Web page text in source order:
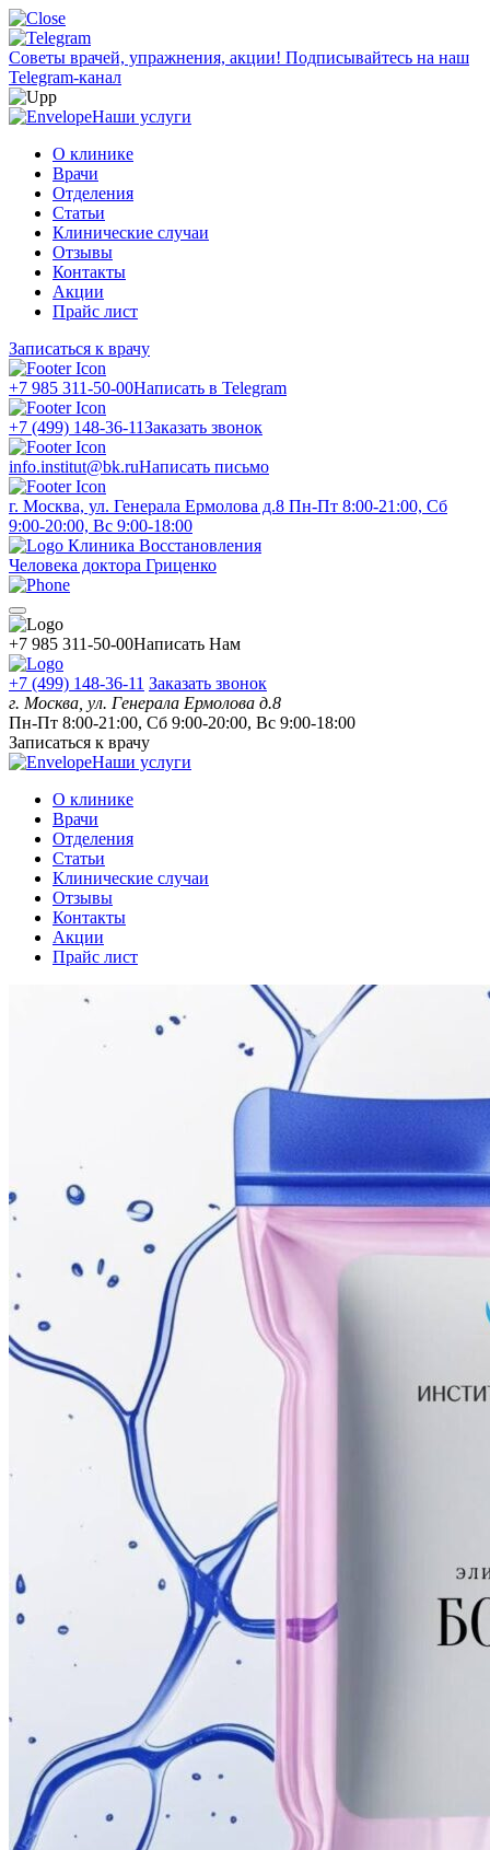
Советы врачей, упражнения, акции! Подписывайтесь на наш
Telegram-канал
Наши услуги
О клинике
Врачи
Отделения
Статьи
Клинические случаи
Отзывы
Контакты
Акции
Прайс лист
Записаться к врачу
+7 985 311-50-00Написать в Telegram
+7 (499) 148-36-11Заказать звонок
info.institut@bk.ruНаписать письмо
г. Москва, ул. Генерала Ермолова д.8 Пн-Пт 8:00-21:00, Сб
9:00-20:00, Вс 9:00-18:00
Клиника Восстановления
Человека доктора Гриценко
+7 985 311-50-00Написать Нам
+7 (499) 148-36-11 Заказать звонок
г. Москва, ул. Генерала Ермолова д.8
Пн-Пт 8:00-21:00, Сб 9:00-20:00, Вс 9:00-18:00
Записаться к врачу
Наши услуги
О клинике
Врачи
Отделения
Статьи
Клинические случаи
Отзывы
Контакты
Акции
Прайс лист